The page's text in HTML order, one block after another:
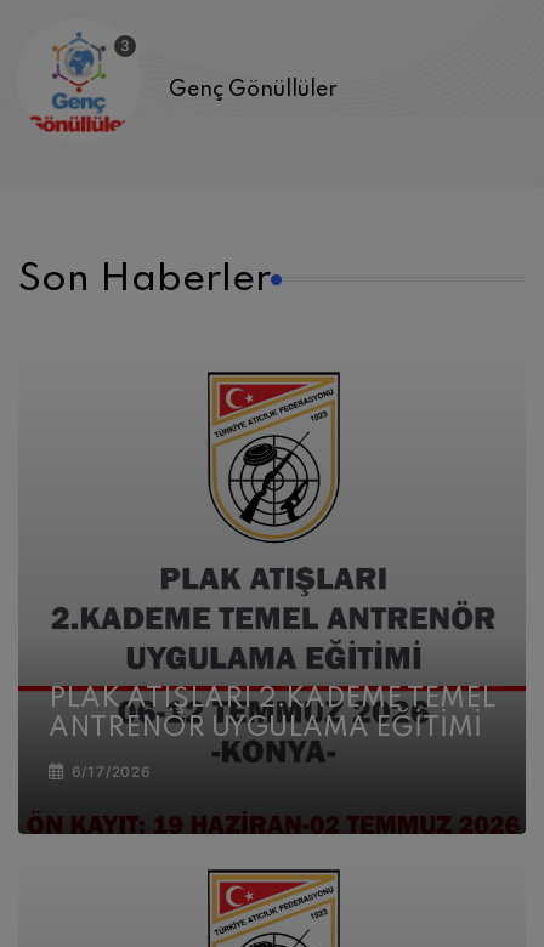
Genç Gönüllüler
Son Haberler
PLAK ATIŞLARI 2.KADEME TEMEL
ANTRENÖR UYGULAMA EĞİTİMİ
6/17/2026